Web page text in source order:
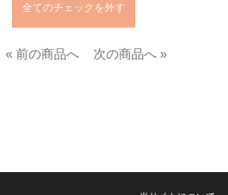
« 前の商品へ
次の商品へ »